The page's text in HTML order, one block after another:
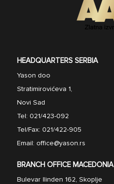
HEADQUARTERS SERBIA
Yason doo
Stratimirovićeva 1,
Novi Sad
Tel: 021/423-092
Tel/Fax: 021/422-905
Email: office@yason.rs
BRANCH OFFICE MACEDONIA
Bulevar Ilinden 162, Skoplje